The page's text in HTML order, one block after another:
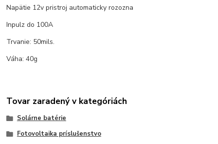
Napätie 12v pristroj automaticky rozozna
Inpulz do 100A
Trvanie: 50mils.
Váha: 40g
Tovar zaradený v kategóriách
Solárne batérie
Fotovoltaika príslušenstvo